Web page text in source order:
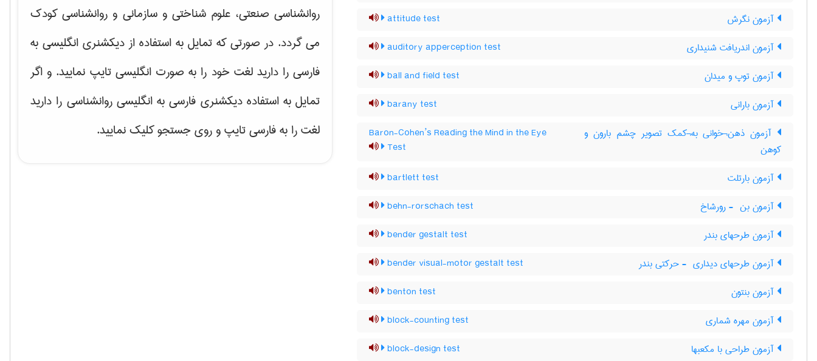
آزمون نگرش attitude test
آزمون اندریافت شنیداری auditory apperception test
آزمون توپ و میدان ball and field test
آزمون بارانی barany test
آزمون ذهن¬خوانی به¬کمک تصویر چشم بارون و
کوهن
Baron-Cohen’s Reading the Mind in the Eye
Test
آزمون بارتلت bartlett test
آزمون بن ‎ - رورشاخ behn-rorschach test
آزمون طرحهای بندر bender gestalt test
آزمون طرحهای دیداری ‎ - حرکتی بندر bender visual-motor gestalt test
آزمون بنتون benton test
آزمون مهره شماری block-counting test
آزمون طراحی با مکعبها block-design test
روانشناسی صنعتی، علوم شناختی و سازمانی و روانشناسی کودک
می گردد. در صورتی که تمایل به استفاده از دیکشنری انگلیسی به
فارسی را دارید لغت خود را به صورت انگلیسی تایپ نمایید. و اگر
تمایل به استفاده دیکشنری فارسی به انگلیسی روانشناسی را دارید
لغت را به فارسی تایپ و روی جستجو کلیک نمایید.